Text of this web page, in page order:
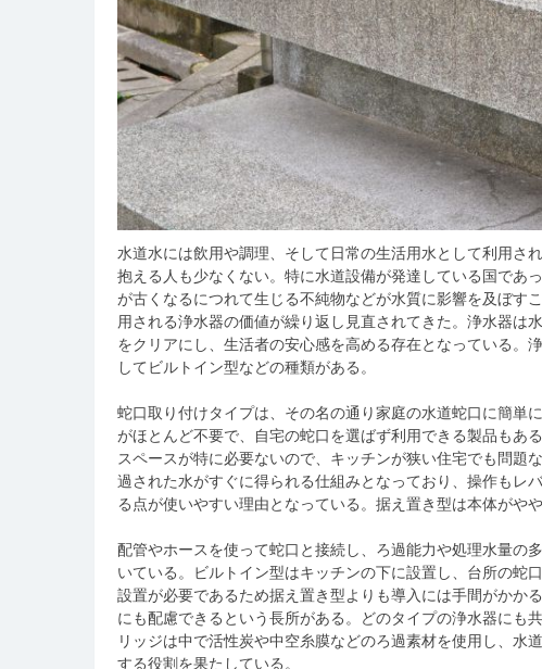
水道水には飲用や調理、そして日常の生活用水として利用さ
抱える人も少なくない。 特に水道設備が発達している国であ
が古くなるにつれて生じる不純物などが水質に影響を及ぼす
用される浄水器の価値が繰り返し見直されてきた。浄水器は
をクリアにし、生活者の安心感を高める存在となっている。
してビルトイン型などの種類がある。
蛇口取り付けタイプは、その名の通り家庭の水道蛇口に簡単
がほとんど不要で、自宅の蛇口を選ばず利用できる製品もあ
スペースが特に必要ないので、キッチンが狭い住宅でも問題
過された水がすぐに得られる仕組みとなっており、操作もレ
る点が使いやすい理由となっている。据え置き型は本体がや
配管やホースを使って蛇口と接続し、ろ過能力や処理水量の
いている。ビルトイン型はキッチンの下に設置し、台所の蛇
設置が必要であるため据え置き型よりも導入には手間がかか
にも配慮できるという長所がある。どのタイプの浄水器にも
リッジは中で活性炭や中空糸膜などのろ過素材を使用し、水
する役割を果たしている。